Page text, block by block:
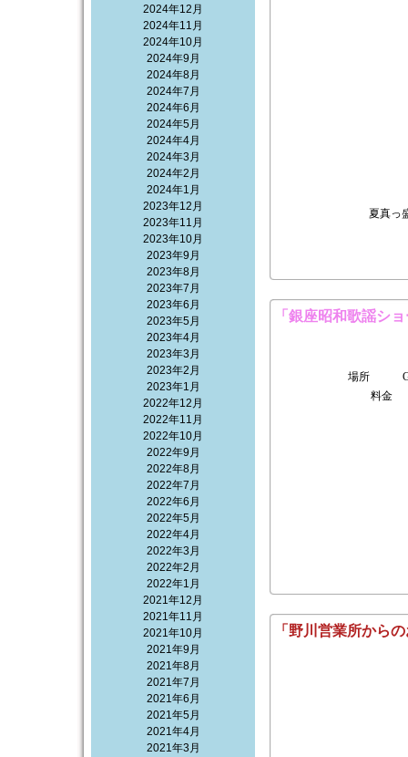
2024年12月
2024年11月
2024年10月
2024年9月
2024年8月
2024年7月
2024年6月
2024年5月
2024年4月
2024年3月
2024年2月
2024年1月
2023年12月
2023年11月
2023年10月
2023年9月
2023年8月
2023年7月
2023年6月
2023年5月
2023年4月
2023年3月
2023年2月
2023年1月
2022年12月
2022年11月
2022年10月
2022年9月
2022年8月
2022年7月
2022年6月
2022年5月
2022年4月
2022年3月
2022年2月
2022年1月
2021年12月
2021年11月
2021年10月
2021年9月
2021年8月
2021年7月
2021年6月
2021年5月
2021年4月
2021年3月
夏真っ
「銀座昭和歌謡シ
場所
料金
「野川営業所から